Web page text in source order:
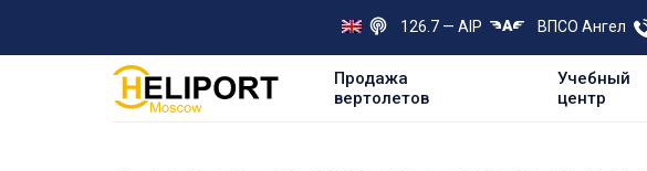
126.7 — AIP ВПСО Ангел
Продажа
вертолетов
Учебный
центр